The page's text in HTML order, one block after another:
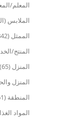
المعلم/
الملابس
الممثل (842)
المنتج/الخدمة
المنزل (65)
المنزل
المنطقة (161)
المواد